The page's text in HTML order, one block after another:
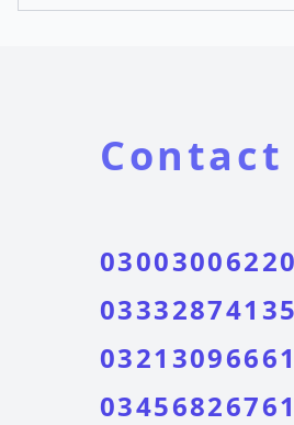
Contact
03003006220
03332874135
03213096661
03456826761